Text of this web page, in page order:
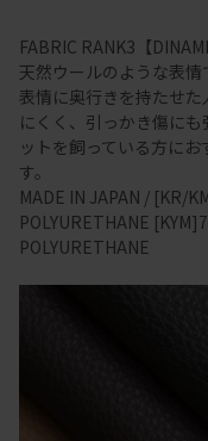
FABRIC RANK3【
天然ウールのような表
表情に奥行きを持たせ
にくく、引っかき傷に
ットを飼っている方に
す。
MADE IN JAPAN / [KR/
POLYURETHANE
POLYURETHANE